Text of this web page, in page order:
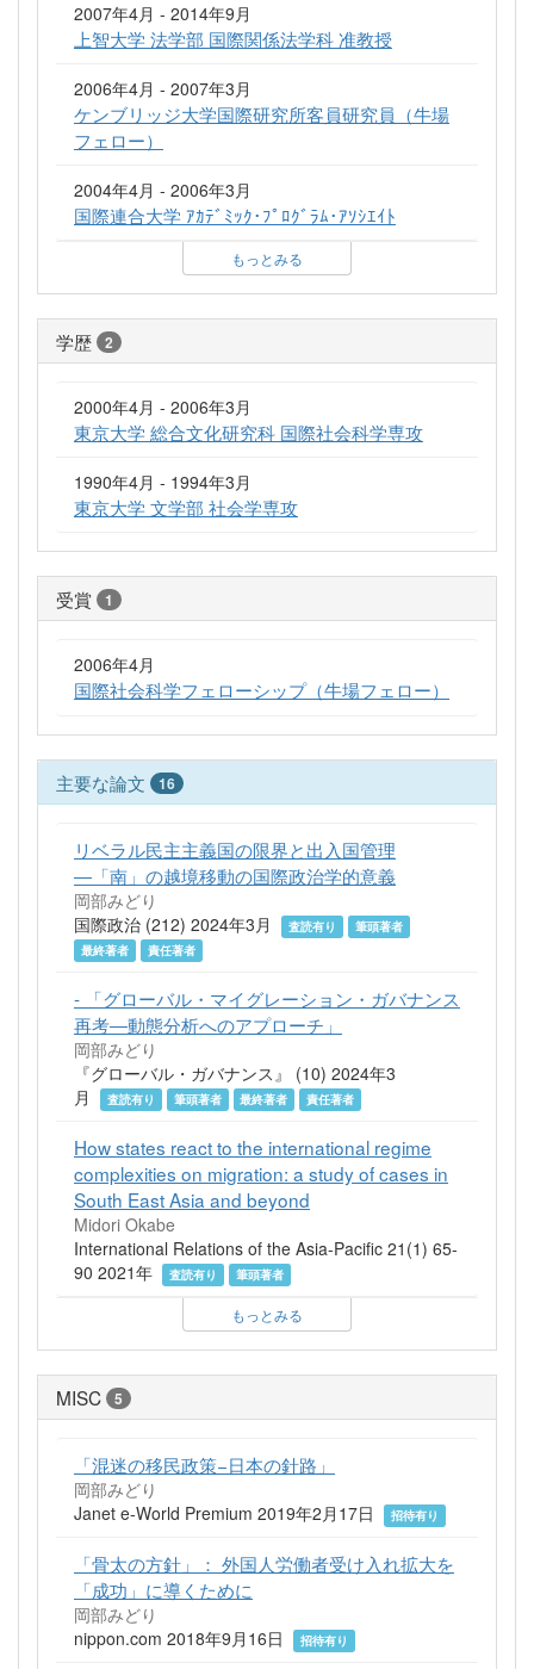
2007年4月 - 2014年9月
上智大学 法学部 国際関係法学科 准教授
2006年4月 - 2007年3月
ケンブリッジ大学国際研究所客員研究員（牛場
フェロー）
2004年4月 - 2006年3月
国際連合大学 ｱｶﾃﾞﾐｯｸ･ﾌﾟﾛｸﾞﾗﾑ･ｱｿｼｴｲﾄ
もっとみる
学歴 2
2000年4月 - 2006年3月
東京大学 総合文化研究科 国際社会科学専攻
1990年4月 - 1994年3月
東京大学 文学部 社会学専攻
受賞 1
2006年4月
国際社会科学フェローシップ（牛場フェロー）
主要な論文 16
リベラル民主主義国の限界と出入国管理
―「南」の越境移動の国際政治学的意義
岡部みどり
国際政治 (212) 2024年3月
査読有り
筆頭著者
最終著者
責任著者
- 「グローバル・マイグレーション・ガバナンス
再考―動態分析へのアプローチ」
岡部みどり
『グローバル・ガバナンス』 (10) 2024年3
月
査読有り 筆頭著者 最終著者 責任著者
How states react to the international regime
complexities on migration: a study of cases in
South East Asia and beyond
Midori Okabe
International Relations of the Asia-Pacific 21(1) 65-
90 2021年
査読有り 筆頭著者
もっとみる
MISC 5
「混迷の移民政策−日本の針路」
岡部みどり
Janet e-World Premium 2019年2月17日
招待有り
「骨太の方針」： 外国人労働者受け入れ拡大を
「成功」に導くために
岡部みどり
nippon.com 2018年9月16日
招待有り